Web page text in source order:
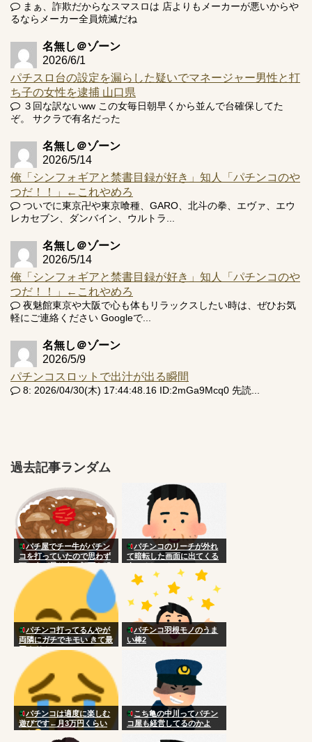
Powered by livedoor 相互RSS
まぁ、詐欺だからなスマスロは 店よりもメーカーが悪いからや
るならメーカー全員焼滅だね
名無し＠ゾーン
2026/6/1
パチスロ台の設定を漏らした疑いでマネージャー男性と打
ち子の女性を逮捕 山口県
３回な訳ないww この女毎日朝早くから並んで台確保してた
ぞ。 サクラで有名だった
名無し＠ゾーン
2026/5/14
俺「シンフォギアと禁書目録が好き」知人「パチンコのや
つだ！！」←これやめろ
ついでに東京卍や東京喰種、GARO、北斗の拳、エヴァ、エウ
レカセブン、ダンバイン、ウルトラ...
名無し＠ゾーン
2026/5/14
俺「シンフォギアと禁書目録が好き」知人「パチンコのや
つだ！！」←これやめろ
夜魅館東京や大阪で心も体もリラックスしたい時は、ぜひお気
軽にご連絡ください Googleで...
名無し＠ゾーン
2026/5/9
パチンコスロットで出汁が出る瞬間
8: 2026/04/30(木) 17:44:48.16 ID:2mGa9Mcq0 先読...
過去記事ランダム
パチ屋でチー牛がパチン
コを打っていたので思わず
頭に血が昇り台に顔面を叩
きつけた
パチンコのリーチが外れ
て暗転した画面に出てくる
人いるじゃん？
パチンコ打ってるんやが
両隣にガチでキモい きて最
悪すぎる
パチンコ羽根モノのうま
い棒2
パチンコは適度に楽しむ
遊びです←月3万円くらい
かな
こち亀の中川ってパチン
コ屋も経営してるのかよ